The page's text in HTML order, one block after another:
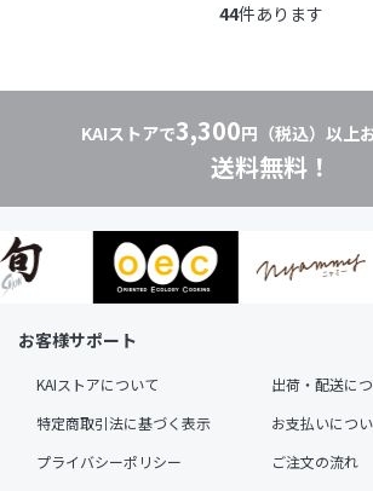
44件あります
KAIストアで3,300円（税込）以上
送料無料！
お客様サポート
KAIストアについて
出荷・配送に
特定商取引法に基づく表示
お支払いにつ
プライバシーポリシー
ご注文の流れ